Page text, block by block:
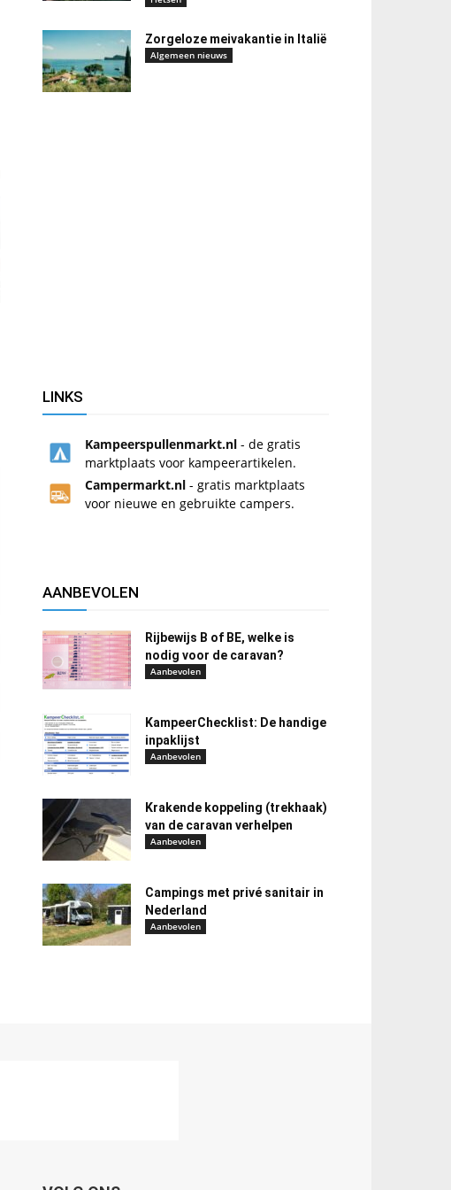
Zorgeloze meivakantie in Italië
Algemeen nieuws
LINKS
Kampeerspullenmarkt.nl - de gratis
marktplaats voor kampeerartikelen.
Campermarkt.nl - gratis marktplaats
voor nieuwe en gebruikte campers.
AANBEVOLEN
Rijbewijs B of BE, welke is
nodig voor de caravan?
Aanbevolen
KampeerChecklist: De handige
inpaklijst
Aanbevolen
Krakende koppeling (trekhaak)
van de caravan verhelpen
Aanbevolen
Campings met privé sanitair in
Nederland
Aanbevolen